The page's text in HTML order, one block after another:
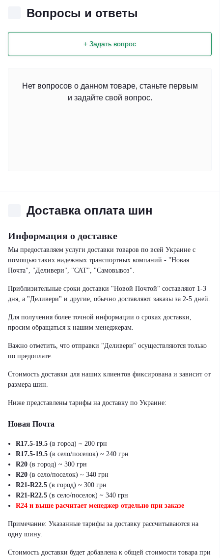
Вопросы и ответы
+ Задать вопрос
Нет вопросов о данном товаре, станьте первым
и задайте свой вопрос.
Доставка оплата шин
Информация о доставке
Мы предоставляем услуги доставки товаров по всей Украине с
помощью таких надежных транспортных компаний - "Новая
Почта", "Деливери", "САТ", "Самовывоз".
Приблизительные сроки доставки "Новой Почтой" составляют 1-3
дня, а "Деливери" и другие, обычно доставляют заказы за 2-5 дней.
Для получения более точной информации о сроках доставки,
просим обращаться к нашим менеджерам.
Важно отметить, что отправки "Деливери" осуществляются только
по предоплате.
Стоимость доставки для наших клиентов фиксирована и зависит от
размера шин.
Ниже представлены тарифы на доставку по Украине:
Новая Почта
R17.5-19.5 (в город) ~ 200 грн
R17.5-19.5 (в село/поселок) ~ 240 грн
R20 (в город) ~ 300 грн
R20 (в село/поселок) ~ 340 грн
R21-R22.5 (в город) ~ 300 грн
R21-R22.5 (в село/поселок) ~ 340 грн
R24 и выше расчитает менеджер отдельно при заказе
Примечание: Указанные тарифы за доставку рассчитываются на
одну шину.
Стоимость доставки будет добавлена к общей стоимости товара при